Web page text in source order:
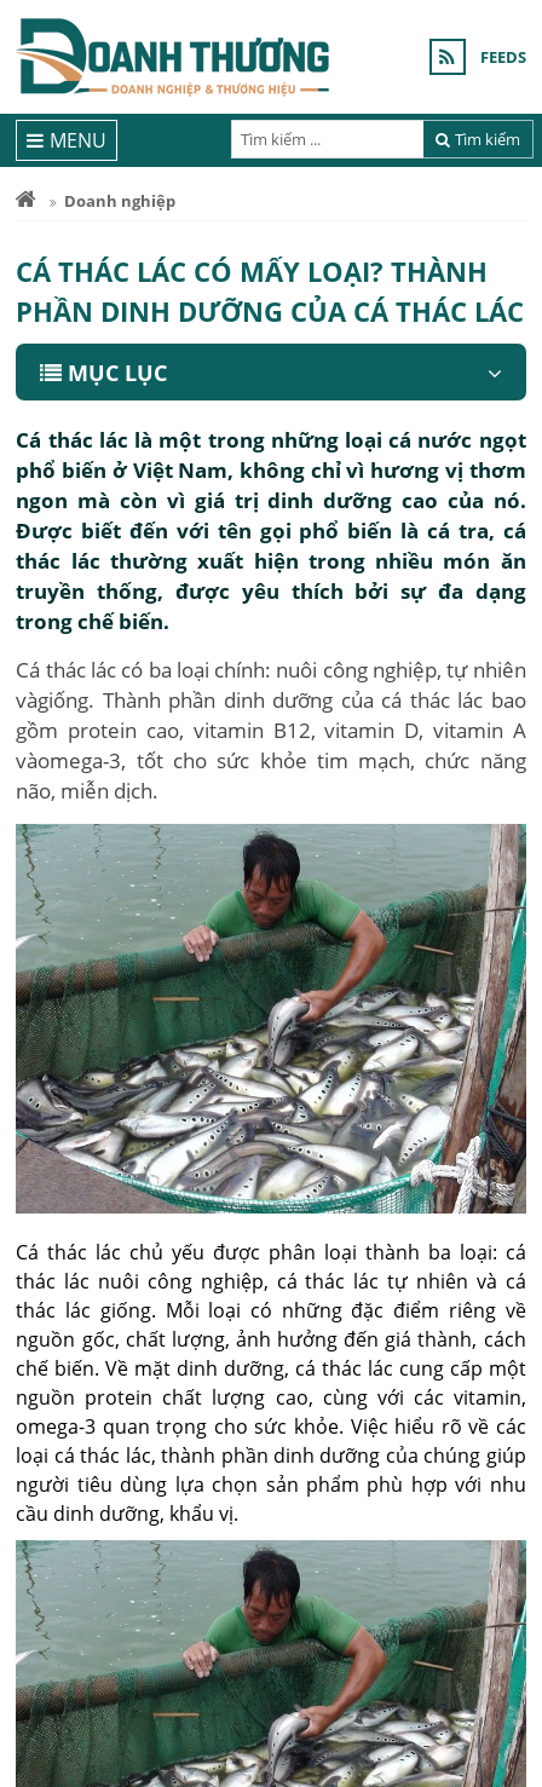
FEEDS
Tìm kiếm
MENU
Doanh nghiệp
CÁ THÁC LÁC CÓ MẤY LOẠI? THÀNH
PHẦN DINH DƯỠNG CỦA CÁ THÁC LÁC
MỤC LỤC
Cá thác lác là một trong những loại cá nước ngọt
phổ biến ở Việt Nam, không chỉ vì hương vị thơm
ngon mà còn vì giá trị dinh dưỡng cao của nó.
Được biết đến với tên gọi phổ biến là cá tra, cá
thác lác thường xuất hiện trong nhiều món ăn
truyền thống, được yêu thích bởi sự đa dạng
trong chế biến.
Cá thác lác có ba loại chính: nuôi công nghiệp, tự nhiên
vàgiống. Thành phần dinh dưỡng của cá thác lác bao
gồm protein cao, vitamin B12, vitamin D, vitamin A
vàomega-3, tốt cho sức khỏe tim mạch, chức năng
não, miễn dịch.
Cá thác lác chủ yếu được phân loại thành ba loại: cá
thác lác nuôi công nghiệp, cá thác lác tự nhiên và cá
thác lác giống. Mỗi loại có những đặc điểm riêng về
nguồn gốc, chất lượng, ảnh hưởng đến giá thành, cách
chế biến. Về mặt dinh dưỡng, cá thác lác cung cấp một
nguồn protein chất lượng cao, cùng với các vitamin,
omega-3 quan trọng cho sức khỏe. Việc hiểu rõ về các
loại cá thác lác, thành phần dinh dưỡng của chúng giúp
người tiêu dùng lựa chọn sản phẩm phù hợp với nhu
cầu dinh dưỡng, khẩu vị.